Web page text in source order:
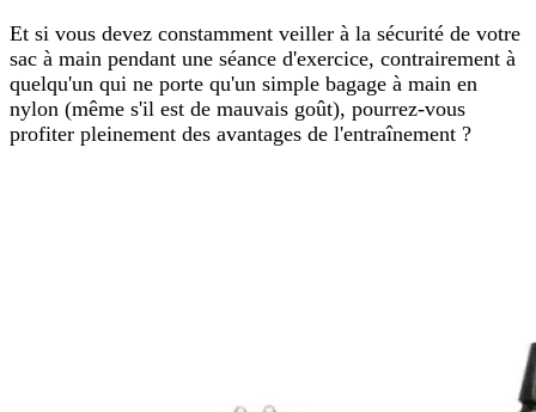
Et si vous devez constamment veiller à la sécurité de votre
sac à main pendant une séance d'exercice, contrairement à
quelqu'un qui ne porte qu'un simple bagage à main en
nylon (même s'il est de mauvais goût), pourrez-vous
profiter pleinement des avantages de l'entraînement ?